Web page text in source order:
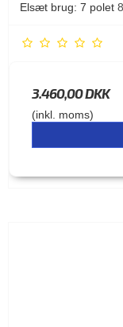
Elsæt brug: 7 polet
3.460,00 DKK
(inkl. moms)